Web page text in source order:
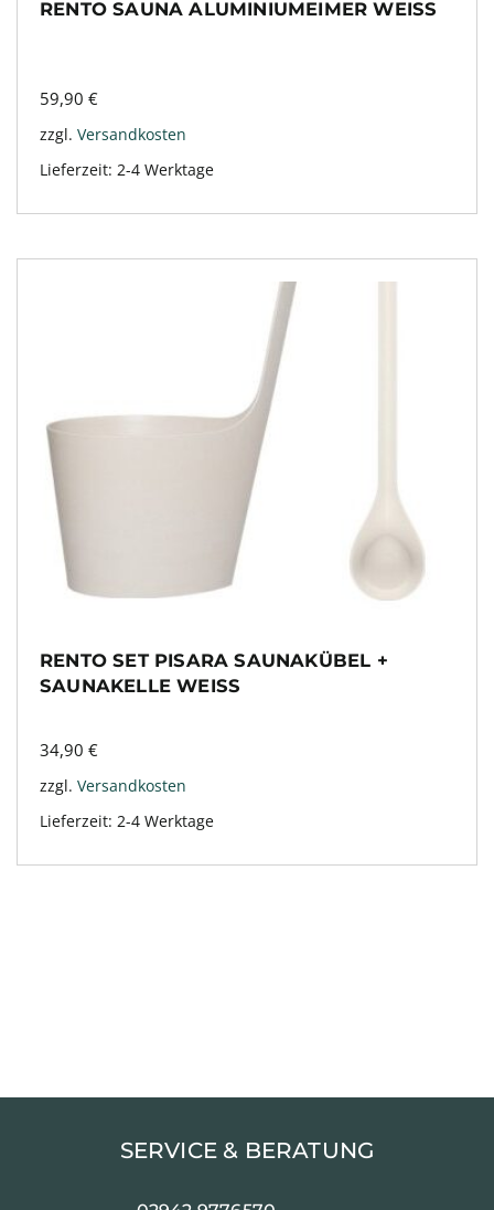
RENTO SAUNA ALUMINIUMEIMER WEISS
59,90 €
zzgl. Versandkosten
Lieferzeit: 2-4 Werktage
RENTO SET PISARA SAUNAKÜBEL +
SAUNAKELLE WEISS
34,90 €
zzgl. Versandkosten
Lieferzeit: 2-4 Werktage
SERVICE & BERATUNG